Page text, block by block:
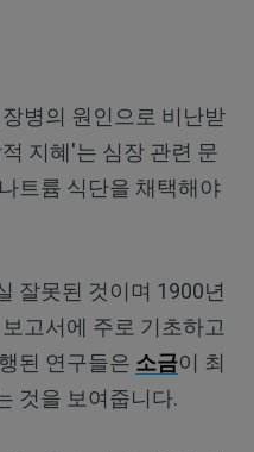
병의 원인으로 비난받
지혜'는 심장 관련 문
트륨 식단을 채택해야
잘못된 것이며 1900년
고서에 주로 기초하고
된 연구들은 소금이 최
것을 보여줍니다.